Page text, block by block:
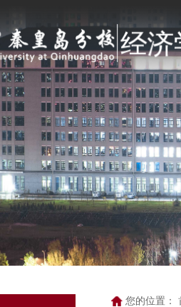
您的位置：